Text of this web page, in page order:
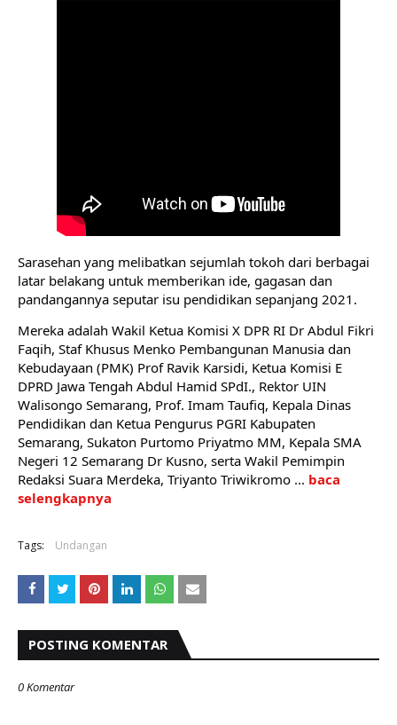
Sarasehan yang melibatkan sejumlah tokoh dari berbagai
latar belakang untuk memberikan ide, gagasan dan
pandangannya seputar isu pendidikan sepanjang 2021.
Mereka adalah Wakil Ketua Komisi X DPR RI Dr Abdul Fikri
Faqih, Staf Khusus Menko Pembangunan Manusia dan
Kebudayaan (PMK) Prof Ravik Karsidi, Ketua Komisi E
DPRD Jawa Tengah Abdul Hamid SPdI., Rektor UIN
Walisongo Semarang, Prof. Imam Taufiq, Kepala Dinas
Pendidikan dan Ketua Pengurus PGRI Kabupaten
Semarang, Sukaton Purtomo Priyatmo MM, Kepala SMA
Negeri 12 Semarang Dr Kusno, serta Wakil Pemimpin
Redaksi Suara Merdeka, Triyanto Triwikromo ... baca
selengkapnya
Tags: Undangan
POSTING KOMENTAR
0 Komentar